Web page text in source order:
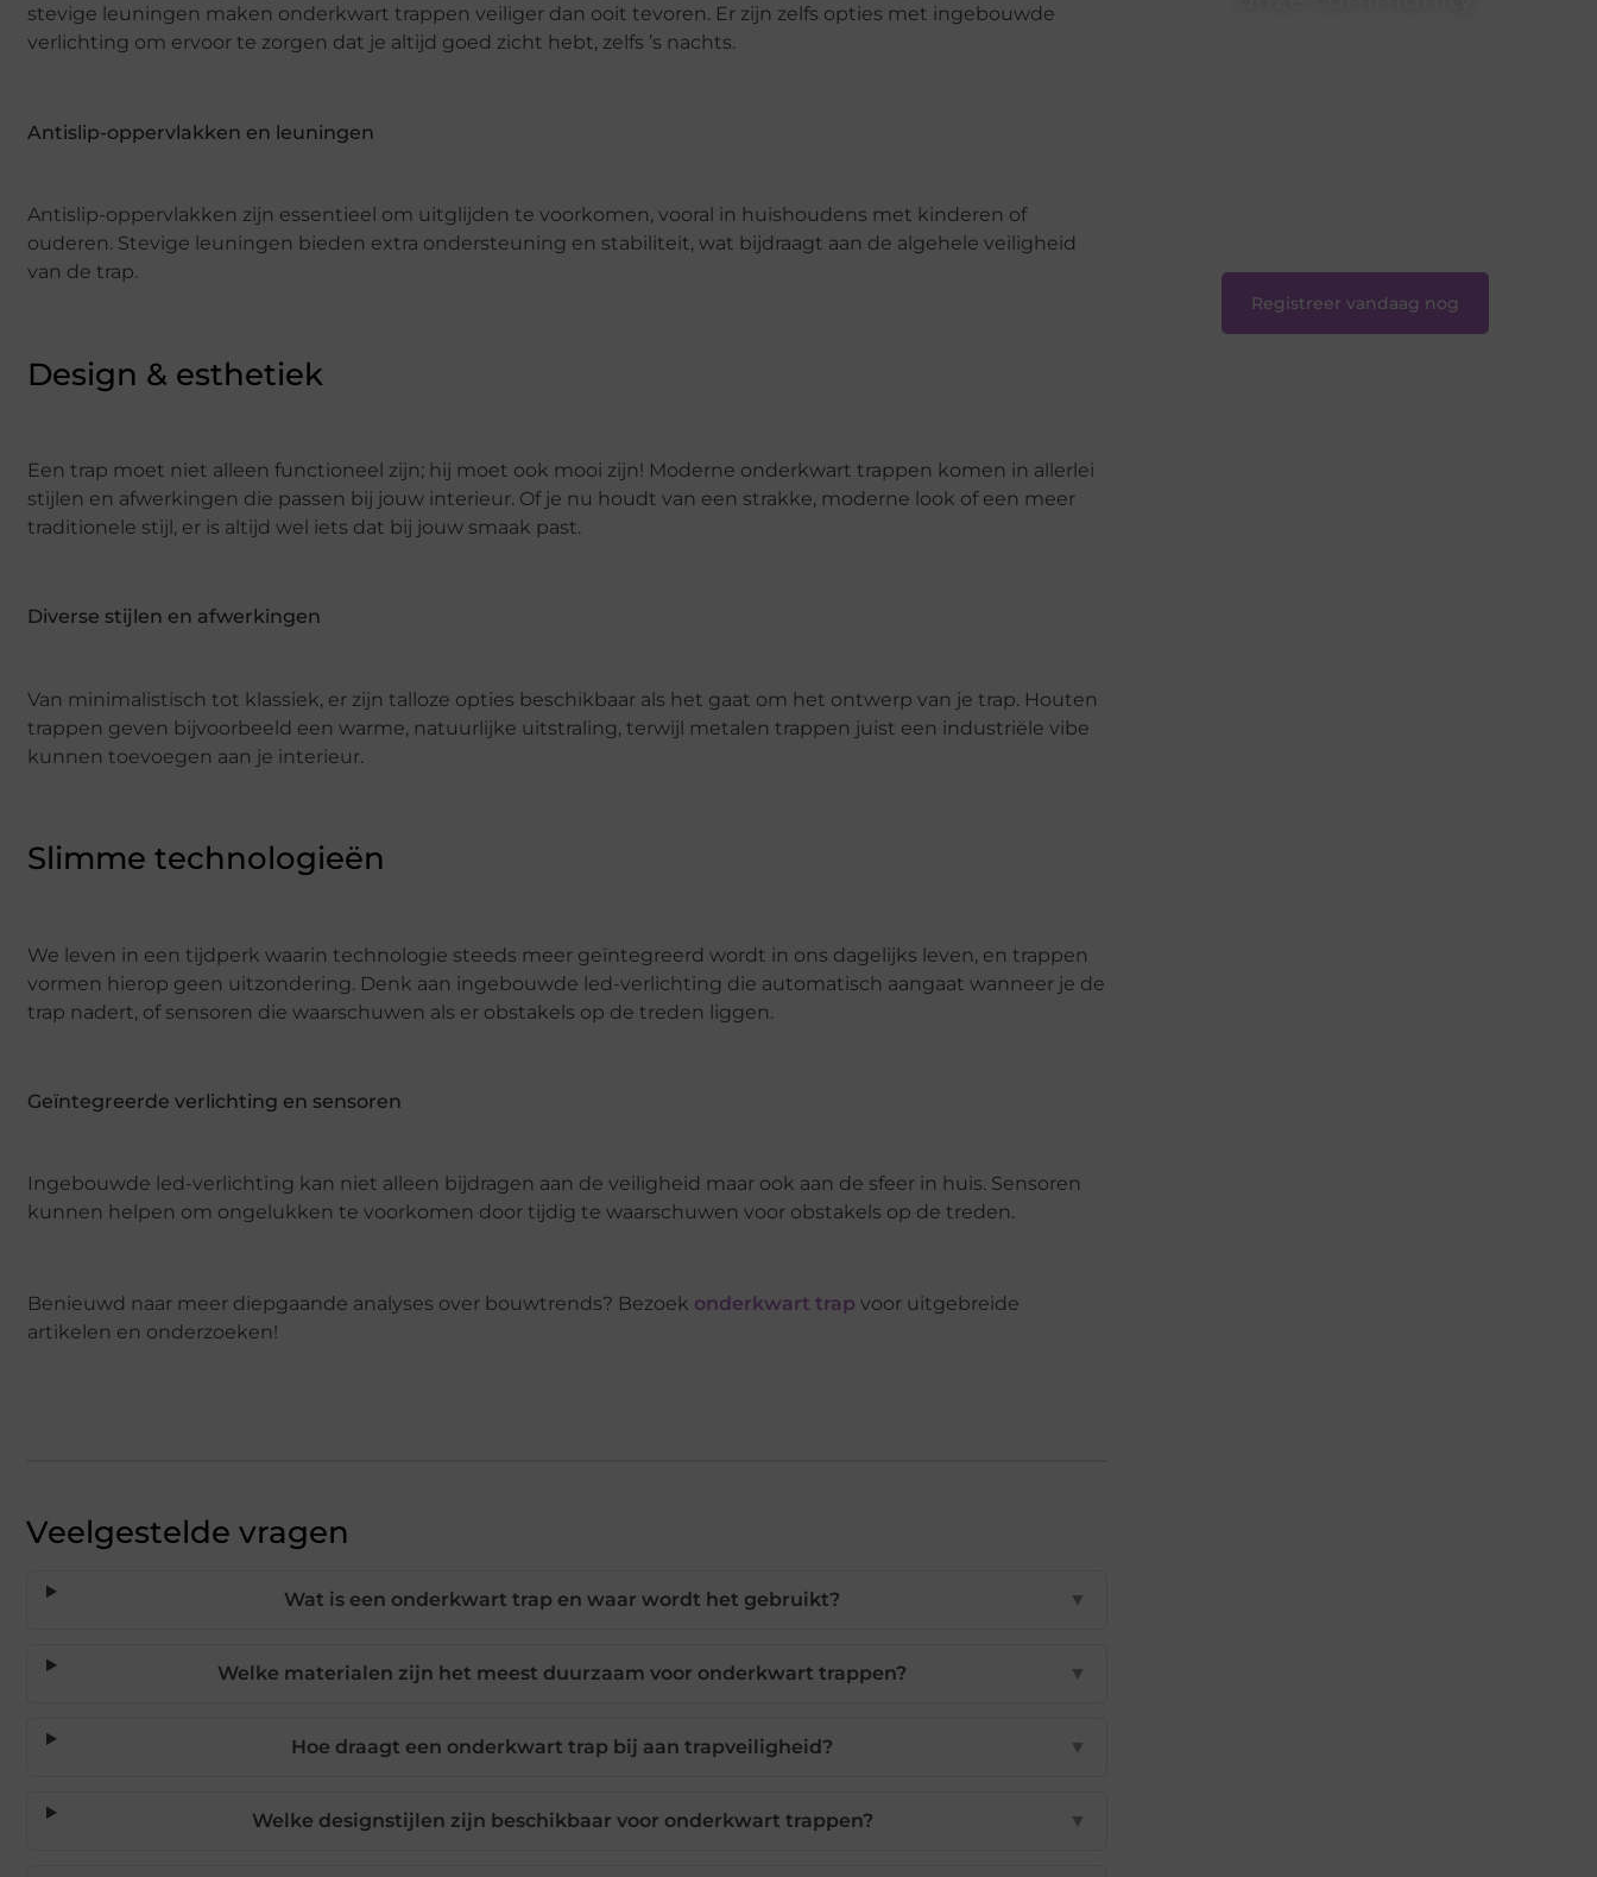
stevige leuningen maken onderkwart trappen veiliger dan ooit tevoren. Er zijn zelfs opties met ingebouwde
verlichting om ervoor te zorgen dat je altijd goed zicht hebt, zelfs ’s nachts.
Antislip-oppervlakken en leuningen
Antislip-oppervlakken zijn essentieel om uitglijden te voorkomen, vooral in huishoudens met kinderen of
ouderen. Stevige leuningen bieden extra ondersteuning en stabiliteit, wat bijdraagt aan de algehele veiligheid
van de trap.
Design & esthetiek
Een trap moet niet alleen functioneel zijn; hij moet ook mooi zijn! Moderne onderkwart trappen komen in allerlei
stijlen en afwerkingen die passen bij jouw interieur. Of je nu houdt van een strakke, moderne look of een meer
traditionele stijl, er is altijd wel iets dat bij jouw smaak past.
Diverse stijlen en afwerkingen
Van minimalistisch tot klassiek, er zijn talloze opties beschikbaar als het gaat om het ontwerp van je trap. Houten
trappen geven bijvoorbeeld een warme, natuurlijke uitstraling, terwijl metalen trappen juist een industriële vibe
kunnen toevoegen aan je interieur.
Slimme technologieën
We leven in een tijdperk waarin technologie steeds meer geïntegreerd wordt in ons dagelijks leven, en trappen
vormen hierop geen uitzondering. Denk aan ingebouwde led-verlichting die automatisch aangaat wanneer je de
trap nadert, of sensoren die waarschuwen als er obstakels op de treden liggen.
Geïntegreerde verlichting en sensoren
Ingebouwde led-verlichting kan niet alleen bijdragen aan de veiligheid maar ook aan de sfeer in huis. Sensoren
kunnen helpen om ongelukken te voorkomen door tijdig te waarschuwen voor obstakels op de treden.
Benieuwd naar meer diepgaande analyses over bouwtrends? Bezoek onderkwart trap voor uitgebreide
artikelen en onderzoeken!
Veelgestelde vragen
Wat is een onderkwart trap en waar wordt het gebruikt? ▼
Welke materialen zijn het meest duurzaam voor onderkwart trappen? ▼
Hoe draagt een onderkwart trap bij aan trapveiligheid? ▼
Welke designstijlen zijn beschikbaar voor onderkwart trappen? ▼
Registreer vandaag nog